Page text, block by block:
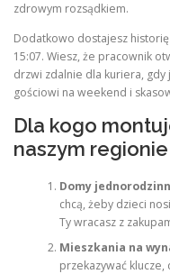
zdrowym rozsądkiem.
Dodatkowo dostajesz historię
15:07. Wiesz, że pracownik
drzwi zdalnie dla kuriera,
gościowi na weekend i
Dla kogo
naszym regionie
Domy
chcą, żeby dzieci
Ty wracasz z
Mieszkania na
przekazywać